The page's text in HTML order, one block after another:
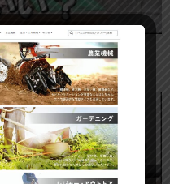
ススメの刈刃